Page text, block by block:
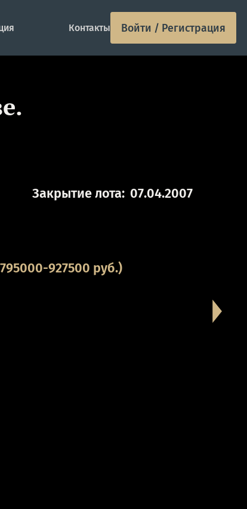
Контакты Войти / Регистрация
Закрытие лота: 07.04.2007
927500 руб.)